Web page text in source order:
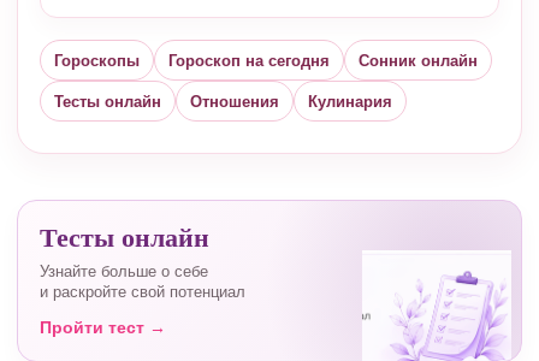
Гороскопы Гороскоп на сегодня Сонник онлайн
Тесты онлайн Отношения Кулинария
Тесты онлайн
Узнайте больше о себе
и раскройте свой потенциал
Пройти тест →